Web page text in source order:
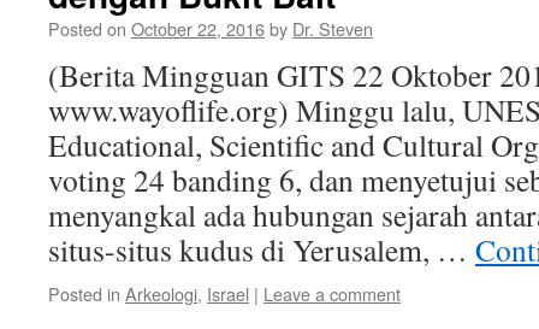
Posted on October 22, 2016by Dr. Steven
(Berita Mingguan GITS 22 Oktober
www.wayoflife.org) Minggu lalu,
Educational, Scientific and Cultural
voting 24 banding 6, dan menyetujui
menyangkal ada hubungan sejarah
situs-situs kudus di Yerusalem, …
Posted in Arkeologi, Israel | Leave a comment